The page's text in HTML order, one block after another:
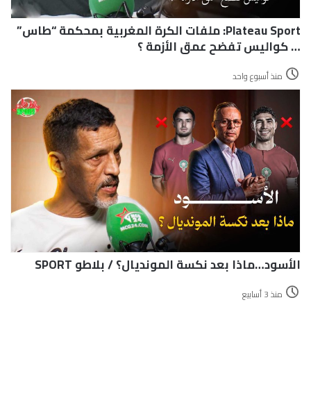
Plateau Sport: ملفات الكرة المغربية بمحكمة “طاس”
… كواليس تفضح عمق الأزمة ؟
منذ أسبوع واحد
الأسود…ماذا بعد نكسة المونديال؟ / بلاطو SPORT
منذ 3 أسابيع